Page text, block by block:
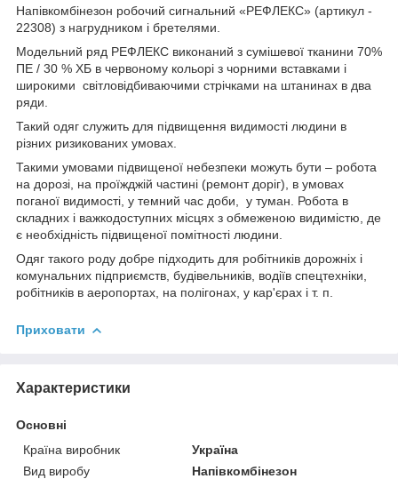
Напівкомбінезон робочий сигнальний «РЕФЛЕКС» (артикул -
22308) з нагрудником і бретелями.
Модельний ряд РЕФЛЕКС виконаний з сумішевої тканини 70%
ПЕ / 30 % ХБ в червоному кольорі з чорними вставками і
широкими світловідбиваючими стрічками на штанинах в два
ряди.
Такий одяг служить для підвищення видимості людини в
різних ризикованих умовах.
Такими умовами підвищеної небезпеки можуть бути – робота
на дорозі, на проїжджій частині (ремонт доріг), в умовах
поганої видимості, у темний час доби, у туман. Робота в
складних і важкодоступних місцях з обмеженою видимістю, де
є необхідність підвищеної помітності людини.
Одяг такого роду добре підходить для робітників дорожніх і
комунальних підприємств, будівельників, водіїв спецтехніки,
робітників в аеропортах, на полігонах, у кар'єрах і т. п.
Приховати
Характеристики
Основні
Країна виробник
Україна
Вид виробу
Напівкомбінезон